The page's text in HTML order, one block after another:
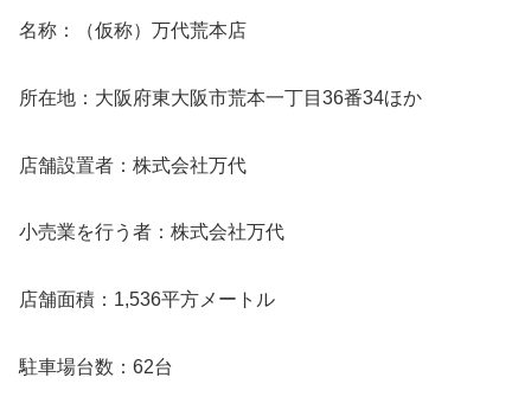
名称：（仮称）万代荒本店
所在地：大阪府東大阪市荒本一丁目36番34ほか
店舗設置者：株式会社万代
小売業を行う者：株式会社万代
店舗面積：1,536平方メートル
駐車場台数：62台